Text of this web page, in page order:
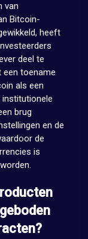
van
Bitcoin-
heeft
deel te
een toename
als een
institutionele
brug
en de
de
is